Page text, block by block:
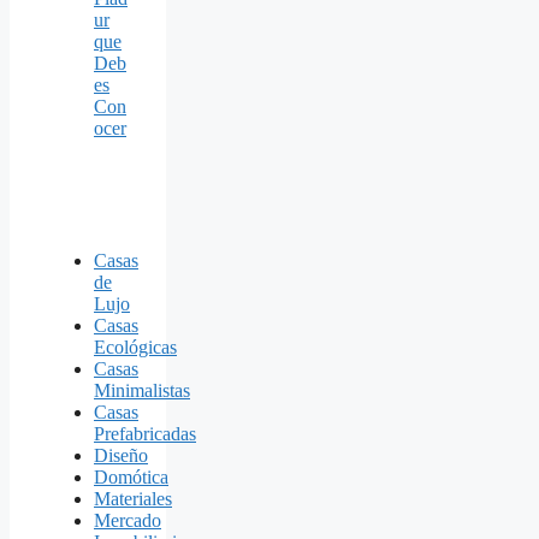
ur
que
Deb
es
Con
ocer
Casas
de
Lujo
Casas
Ecológicas
Casas
Minimalistas
Casas
Prefabricadas
Diseño
Domótica
Materiales
Mercado